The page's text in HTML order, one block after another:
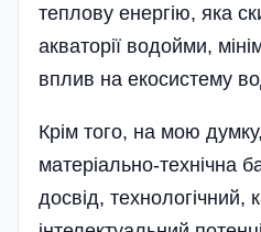
теплову енергію, яка
акваторії водойми,
вплив на екосистему
Крім того, на мою
матеріально-технічна
досвід, технологічний,